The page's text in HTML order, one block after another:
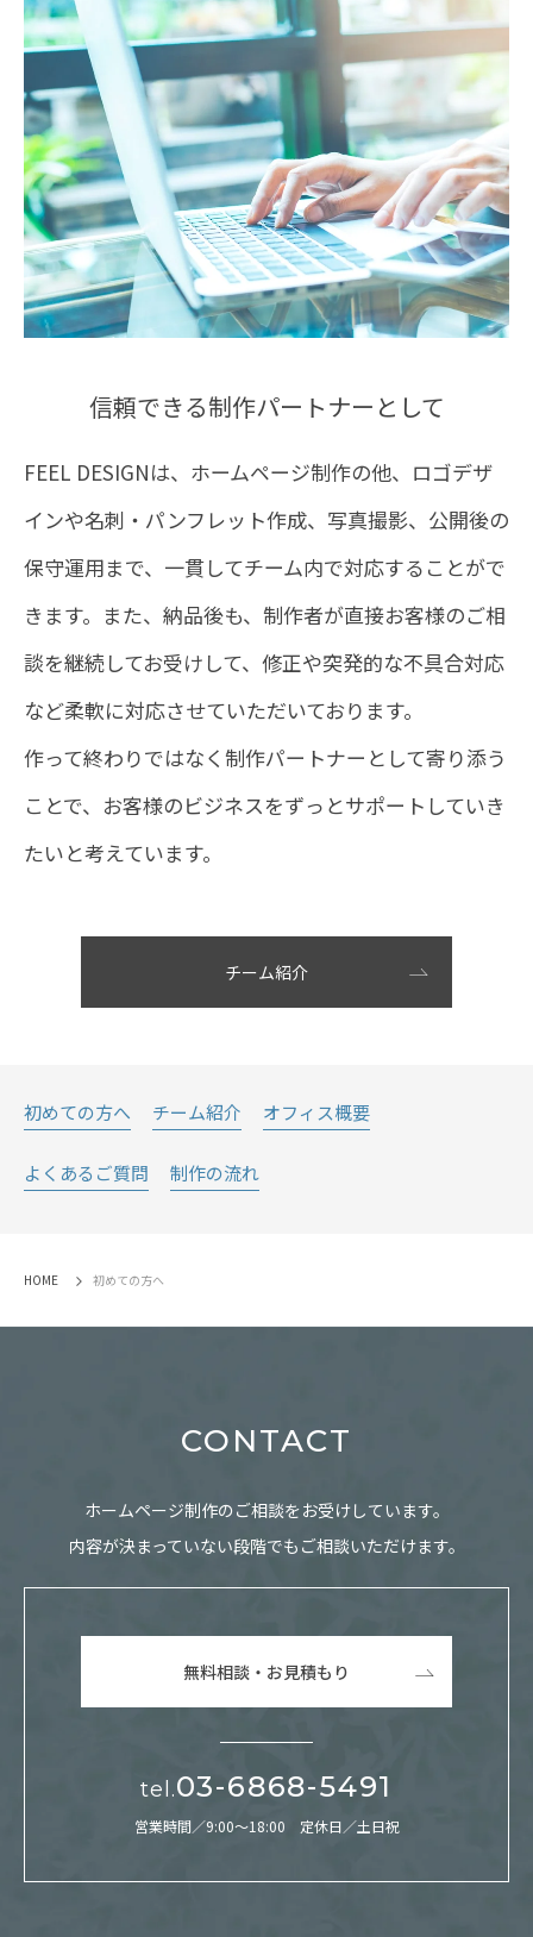
信頼できる制作パートナーとして
FEEL DESIGNは、ホームページ制作の他、ロゴデザ
インや名刺・パンフレット作成、写真撮影、 公開後の
保守運用まで、一貫してチーム内で対応することがで
きます。 また、納品後も、制作者が直接お客様のご相
談を継続してお受けして、 修正や突発的な不具合対応
など柔軟に対応させていただいております。
作って終わりではなく制作パートナーとして寄り添う
ことで、 お客様のビジネスをずっとサポートしていき
たいと考えています。
チーム紹介
初めての方へ チーム紹介 オフィス概要
よくあるご質問 制作の流れ
HOME 初めての方へ
CONTACT
ホームページ制作のご相談をお受けしています。
内容が決まっていない段階でもご相談いただけます。
無料相談・お見積もり
tel.03-6868-5491
営業時間／9:00～18:00 定休日／土日祝